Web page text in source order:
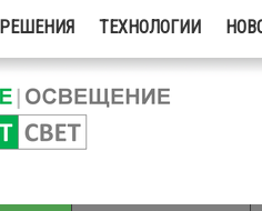
РЕШЕНИЯ ТЕХНОЛОГИИ